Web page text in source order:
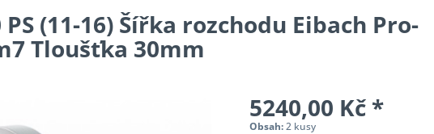
PS (11-16) Šířka rozchodu Eibach Pro-
Tloušťka 30mm
5240,00 Kč *
Obsah:2 kusy